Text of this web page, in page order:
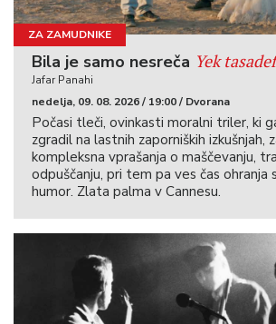
ZA ZAMUDNIKE
Bila je samo nesreča Yek
Jafar Panahi
nedelja, 09. 08. 2026 / 19:00 / Dvorana
Počasi tleči, ovinkasti moralni triler, ki
zgradil na lastnih zaporniških izkušnjah,
kompleksna vprašanja o maščevanju,
odpuščanju, pri tem pa ves čas ohranja
humor. Zlata palma v Cannesu.